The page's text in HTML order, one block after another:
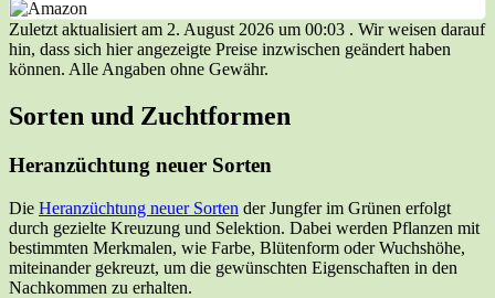
Zuletzt aktualisiert am 2. August 2026 um 00:03 . Wir weisen darauf
hin, dass sich hier angezeigte Preise inzwischen geändert haben
können. Alle Angaben ohne Gewähr.
Sorten und Zuchtformen
Heranzüchtung neuer Sorten
Die Heranzüchtung neuer Sorten der Jungfer im Grünen erfolgt
durch gezielte Kreuzung und Selektion. Dabei werden Pflanzen mit
bestimmten Merkmalen, wie Farbe, Blütenform oder Wuchshöhe,
miteinander gekreuzt, um die gewünschten Eigenschaften in den
Nachkommen zu erhalten.